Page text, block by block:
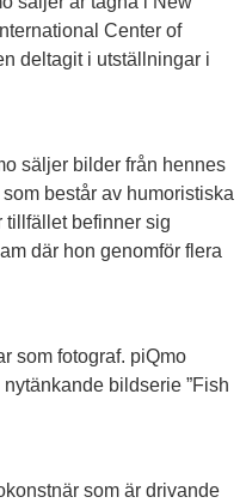
Center of
deltagit i utställningar i
säljer bilder från hennes
består av humoristiska
tillfället befinner sig
där hon genomför flera
som fotograf. piQmo
bildserie ”Fish
som är drivande